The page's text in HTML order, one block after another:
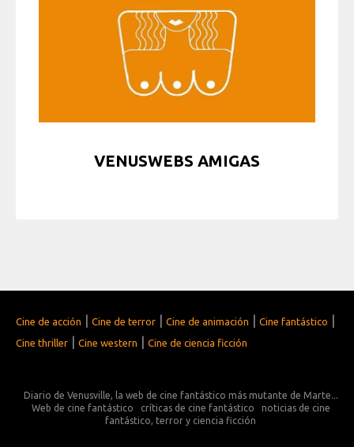
VENUSWEBS AMIGAS
Cine de acción | Cine de terror | Cine de animación | Cine fantástico |
Cine thriller | Cine western | Cine de ciencia ficción
Diario de Venusville, la web de cine fantástico más mutante de Marte...
Web de cine fantástico
críticas de cine fantástico
noticias de cine
fantástico, terror y ciencia ficción